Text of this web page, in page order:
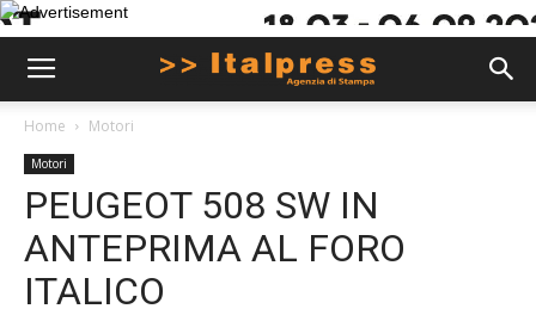
Home Motori
Motori
PEUGEOT 508 SW IN
ANTEPRIMA AL FORO
ITALICO